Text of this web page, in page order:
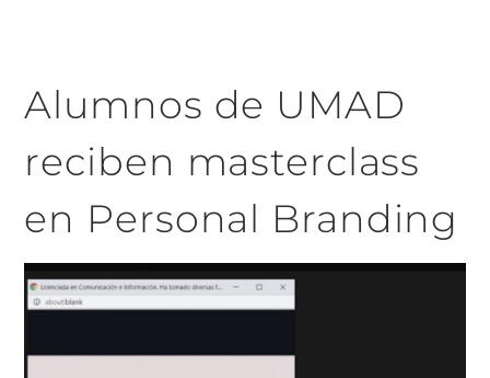
Alumnos de UMAD
reciben masterclass
en Personal Branding